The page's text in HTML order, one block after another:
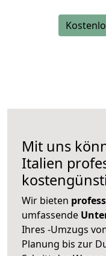
Mit uns
Italien
Wir bieten
umfassende
Ihres -Umzugs
Planung bis zur